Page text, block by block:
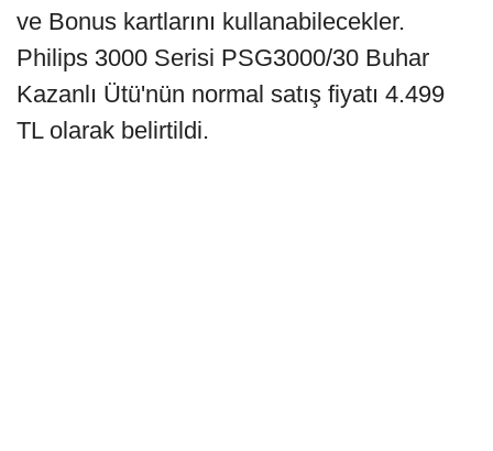
ve Bonus kartlarını kullanabilecekler.
Philips 3000 Serisi PSG3000/30 Buhar
Kazanlı Ütü'nün normal satış fiyatı 4.499
TL olarak belirtildi.